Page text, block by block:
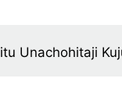
Unachohitaji